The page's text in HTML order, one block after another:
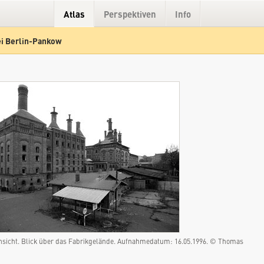
Atlas Perspektiven Info
Berlin-Pankow
Blick über das Fabrikgelände. Aufnahmedatum: 16.05.1996. © Thomas
Hybrid Gelände